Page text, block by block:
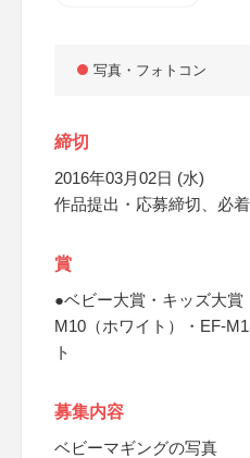
写真・フォトコン
締切
2016年03月02日 (水)
作品提出・応募締切、必着
賞
●ベビー大賞・キッズ大
M10（ホワイト）・EF-
ト
募集内容
ベビーマギングの写真